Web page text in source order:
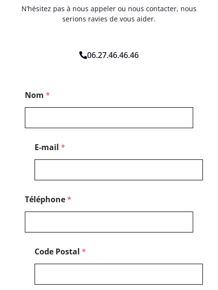
N’hésitez pas à nous appeler ou nous contacter, nous
serions ravies de vous aider.
06.27.46.46.46
o
d
s
Nom *
E-mail *
Téléphone*
Code Postal *